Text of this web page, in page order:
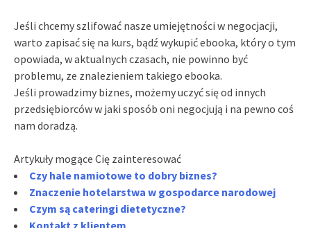
Jeśli chcemy szlifować nasze umiejętności w negocjacji,
warto zapisać się na kurs, bądź wykupić ebooka, który o tym
opowiada, w aktualnych czasach, nie powinno być
problemu, ze znalezieniem takiego ebooka.
Jeśli prowadzimy biznes, możemy uczyć się od innych
przedsiębiorców w jaki sposób oni negocjują i na pewno coś
nam doradzą.
Artykuły mogące Cię zainteresować
Czy hale namiotowe to dobry biznes?
Znaczenie hotelarstwa w gospodarce narodowej
Czym są cateringi dietetyczne?
Kontakt z klientem